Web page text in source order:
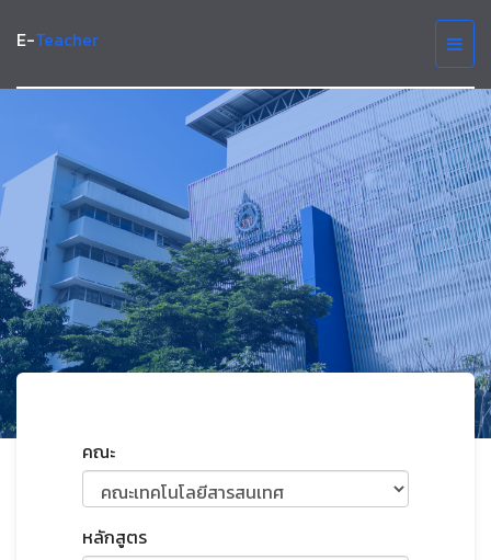
E-Teacher
คณะ
หลักสูตร